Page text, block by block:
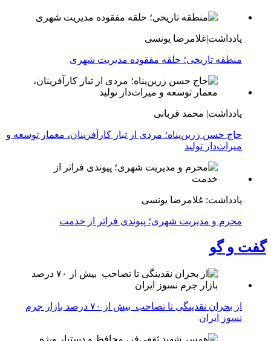
یادداشت|غلامرضا یونسی
منطقه تاریخی؛ حلقه مفقوده مدیریت شهری
یادداشت| محمد قربانی
حاج حسن زرین‌پناه؛ مردی از تبار کارآفرینان، معمار توسعه و
میراث‌دار تولید
یادداشت: غلامرضا یونسی
محرم و مدیریت شهری؛ پیوندی فراتر از خدمت
گفت و گو
از بحران نقدینگی تا تصاحب بیش از ۷۰ درصد بازار جرم
نسوز ایران